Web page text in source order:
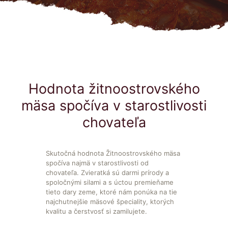
Hodnota žitnoostrovského
mäsa spočíva v starostlivosti
chovateľa
Skutočná hodnota Žitnoostrovského mäsa
spočíva najmä v starostlivosti od
chovateľa. Zvieratká sú darmi prírody a
spoločnými silami a s úctou premieňame
tieto dary zeme, ktoré nám ponúka na tie
najchutnejšie mäsové špeciality, ktorých
kvalitu a čerstvosť si zamilujete.